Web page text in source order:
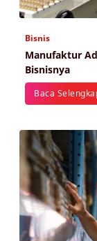
Bisnis
Manufaktur
Bisnisnya
Baca